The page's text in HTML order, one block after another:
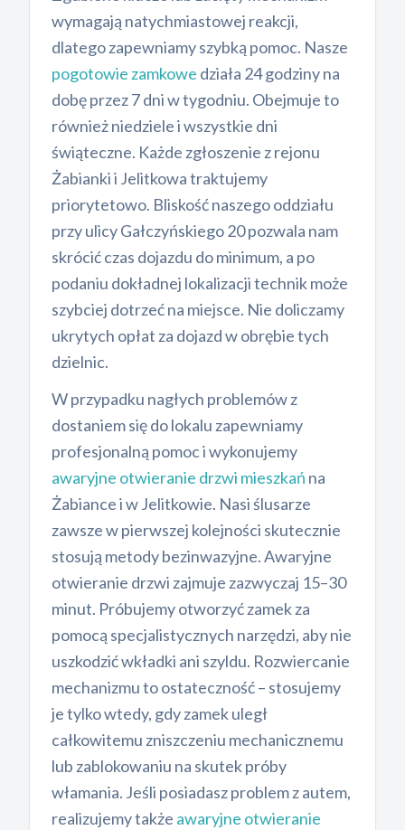
wymagają natychmiastowej reakcji,
dlatego zapewniamy szybką pomoc. Nasze
pogotowie zamkowe działa 24 godziny na
dobę przez 7 dni w tygodniu. Obejmuje to
również niedziele i wszystkie dni
świąteczne. Każde zgłoszenie z rejonu
Żabianki i Jelitkowa traktujemy
priorytetowo. Bliskość naszego oddziału
przy ulicy Gałczyńskiego 20 pozwala nam
skrócić czas dojazdu do minimum, a po
podaniu dokładnej lokalizacji technik może
szybciej dotrzeć na miejsce. Nie doliczamy
ukrytych opłat za dojazd w obrębie tych
dzielnic.
W przypadku nagłych problemów z
dostaniem się do lokalu zapewniamy
profesjonalną pomoc i wykonujemy
awaryjne otwieranie drzwi mieszkań na
Żabiance i w Jelitkowie. Nasi ślusarze
zawsze w pierwszej kolejności skutecznie
stosują metody bezinwazyjne. Awaryjne
otwieranie drzwi zajmuje zazwyczaj 15–30
minut. Próbujemy otworzyć zamek za
pomocą specjalistycznych narzędzi, aby nie
uszkodzić wkładki ani szyldu. Rozwiercanie
mechanizmu to ostateczność – stosujemy
je tylko wtedy, gdy zamek uległ
całkowitemu zniszczeniu mechanicznemu
lub zablokowaniu na skutek próby
włamania. Jeśli posiadasz problem z autem,
realizujemy także awaryjne otwieranie